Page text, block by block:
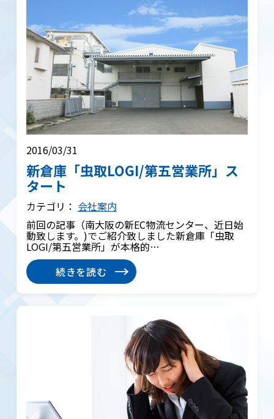
2016/03/31
新倉庫「虫取LOGI/第五営業所」ス
タート
カテゴリ： 会社案内
前回の記事（南大阪の新EC物流センター、近日始
動致します。)でご紹介致しました新倉庫「虫取
LOGI/第五営業所」が本格的…
続きを読む